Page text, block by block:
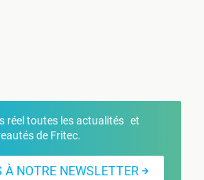
réel toutes les actualités et
de Fritec.
À NOTRE NEWSLETTER